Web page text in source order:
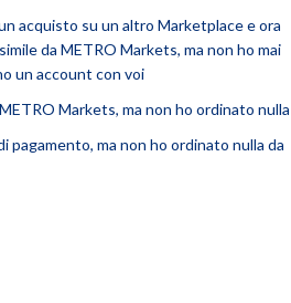
acquisto su un altro Marketplace e ora
da METRO Markets, ma non ho mai
un account con voi
Markets, ma non ho ordinato nulla
pagamento, ma non ho ordinato nulla da